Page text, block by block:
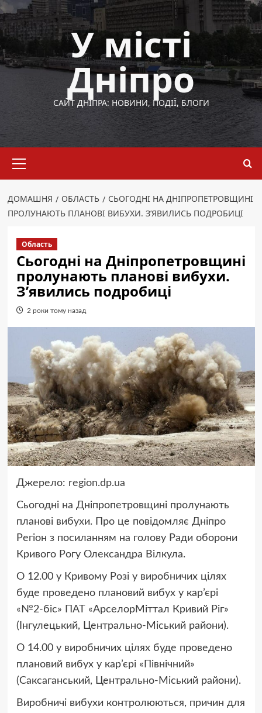
Перейти
до
вмісту
У місті
Дніпро
САЙТ ДНІПРА: НОВИНИ, ПОДІЇ, БЛОГИ
меню
ДОМАШНЯ ОБЛАСТЬ
СЬОГОДНІ НА ДНІПРОПЕТРОВЩИНІ
ПРОЛУНАЮТЬ ПЛАНОВІ ВИБУХИ. З’ЯВИЛИСЬ ПОДРОБИЦІ
Область
Сьогодні на Дніпропетровщині
пролунають планові вибухи.
З’явились подробиці
2 роки тому назад
Джерело: region.dp.ua
Сьогодні на Дніпропетровщині пролунають
планові вибухи. Про це повідомляє Дніпро
Регіон з посиланням на голову Ради оборони
Кривого Рогу Олександра Вілкула.
О 12.00 у Кривому Розі у виробничих цілях
буде проведено плановий вибух у кар’єрі
«№2-біс» ПАТ «АрселорМіттал Кривий Ріг»
(Інгулецький, Центрально-Міський райони).
О 14.00 у виробничих цілях буде проведено
плановий вибух у кар’єрі «Північний»
(Саксаганський, Центрально-Міський райони).
Виробничі вибухи контролюються, причин для